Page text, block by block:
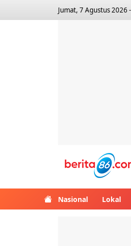
Jumat, 7 Agustus 2026
Nasional Lokal